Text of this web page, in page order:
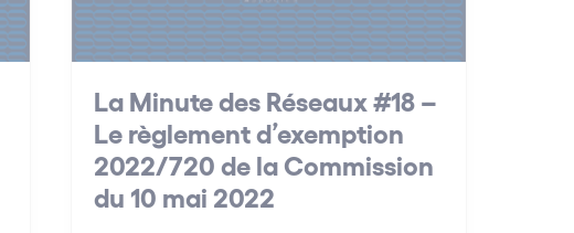
La Minute des Réseaux #18 –
Le règlement d’exemption
2022/720 de la Commission
du 10 mai 2022